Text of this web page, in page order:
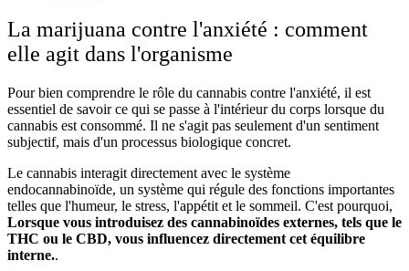
La marijuana contre l'anxiété : comment
elle agit dans l'organisme
Pour bien comprendre le rôle du cannabis contre l'anxiété, il est
essentiel de savoir ce qui se passe à l'intérieur du corps lorsque du
cannabis est consommé. Il ne s'agit pas seulement d'un sentiment
subjectif, mais d'un processus biologique concret.
Le cannabis interagit directement avec le système
endocannabinoïde, un système qui régule des fonctions importantes
telles que l'humeur, le stress, l'appétit et le sommeil. C'est pourquoi,
Lorsque vous introduisez des cannabinoïdes externes, tels que le
THC ou le CBD, vous influencez directement cet équilibre
interne..